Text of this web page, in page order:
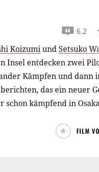
dessen Finale
6.2
KoizumiundSetsuko
Insel entdecken zwei
Kämpfen und dann
das ein neuer
kämpfend in
FILM